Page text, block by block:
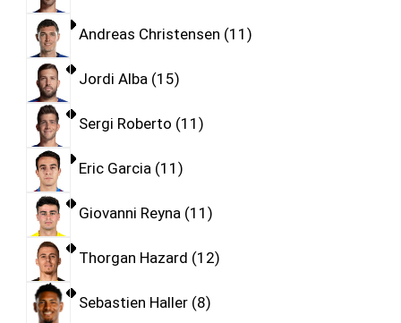
Andreas Christensen 11
Jordi Alba 15
Sergi Roberto 11
Eric Garcia 11
Giovanni Reyna 11
Thorgan Hazard 12
Sebastien Haller 8